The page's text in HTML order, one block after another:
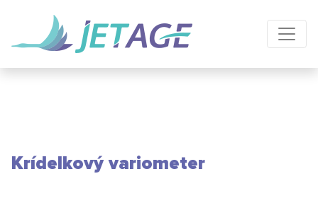
Krídelkový variometer